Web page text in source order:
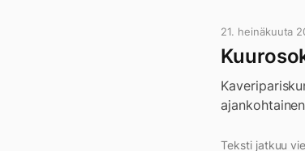
21. heinäkuuta
Teksti jatkuu